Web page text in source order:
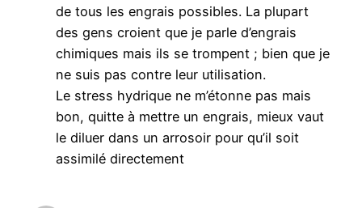
de tous les engrais possibles. La plupart
des gens croient que je parle d’engrais
chimiques mais ils se trompent ; bien que je
ne suis pas contre leur utilisation.
Le stress hydrique ne m’étonne pas mais
bon, quitte à mettre un engrais, mieux vaut
le diluer dans un arrosoir pour qu’il soit
assimilé directement